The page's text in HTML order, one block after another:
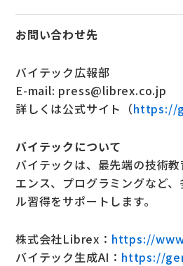
お問い合わせ先
バイテック広報部
E-mail: press@librex.co.jp
詳しくは公式サイト（https://
バイテックについて
バイテックは、最先端の技術
エンス、プログラミングなど
ル習得をサポートします。
株式会社Librex： https://
バイテック生成AI ： https://